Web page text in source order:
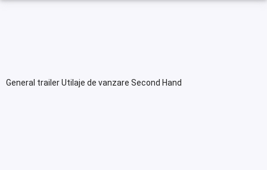
General trailer Utilaje de vanzare Second Hand